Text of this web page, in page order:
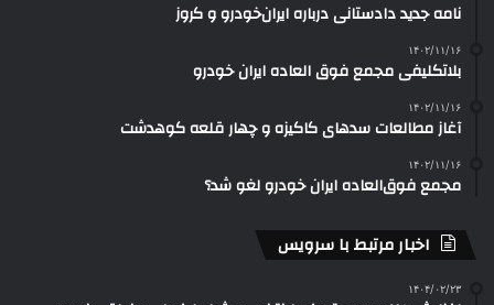
نامه جدید دادستانی درباره ایران‌خودرو و کروز
۱۴۰۲/۱۱/۱۶
بلاتکلیفی مجمع فوق العاده ایران خودرو
۱۴۰۲/۱۱/۱۶
آغاز مطالعات سدهای کاکیزه و چهار قلعه کوهدشت
۱۴۰۲/۱۱/۱۶
مجمع فوق‌العاده ایران خودرو لغو شد؟
اخبار مرتبط با سرویس
۱۴۰۴/۰۲/۲۳